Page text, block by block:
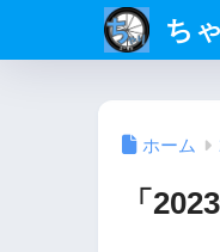
ち
ホーム
「